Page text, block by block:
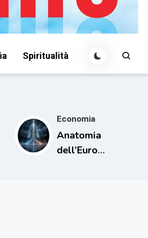
Spiritualità
Economia
Anatomia
dell’Euro